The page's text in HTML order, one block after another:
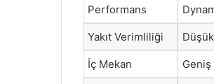
Performans
Yakıt Verimliliği
İç Mekan